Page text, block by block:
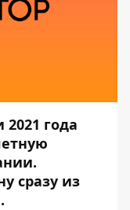
года
сразу из